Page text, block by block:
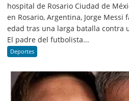
hospital de Rosario Ciudad de
en Rosario, Argentina, Jorge Messi
edad tras una larga batalla contra
El padre del futbolista...
Deportes